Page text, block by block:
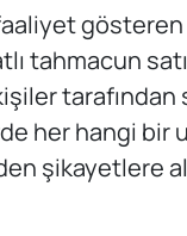
gösteren
tahmacun
her hangi
şikayetlere